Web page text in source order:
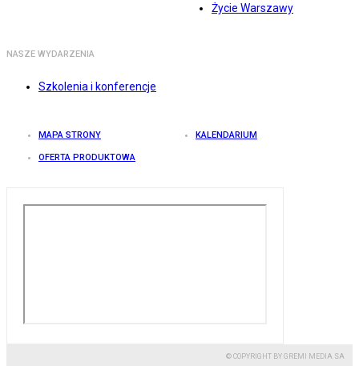
Życie Warszawy
NASZE WYDARZENIA
Szkolenia i konferencje
MAPA STRONY KALENDARIUM
OFERTA PRODUKTOWA
© COPYRIGHT BY GREMI MEDIA SA